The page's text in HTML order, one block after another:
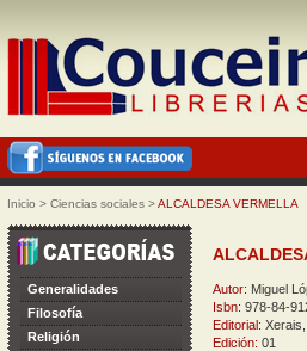
Inicio > Ciencias sociales >ALCALDESA VERMELLA
Generalidades
Filosofía
Religión
Autor: Miguel
Isbn: 978-84-
Editorial:
Edición: 01